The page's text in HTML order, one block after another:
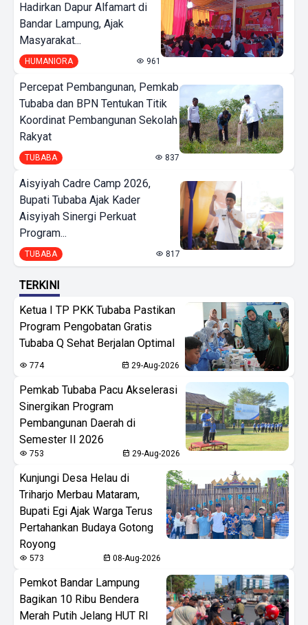
Hadirkan Dapur Alfamart di
Bandar Lampung, Ajak
Masyarakat...
HUMANIORA 961
Percepat Pembangunan, Pemkab
Tubaba dan BPN Tentukan Titik
Koordinat Pembangunan Sekolah
Rakyat
TUBABA 837
Aisyiyah Cadre Camp 2026,
Bupati Tubaba Ajak Kader
Aisyiyah Sinergi Perkuat
Program...
TUBABA 817
TERKINI
Ketua I TP PKK Tubaba Pastikan
Program Pengobatan Gratis
Tubaba Q Sehat Berjalan Optimal
774 29-Aug-2026
Pemkab Tubaba Pacu Akselerasi
Sinergikan Program
Pembangunan Daerah di
Semester II 2026
753 29-Aug-2026
Kunjungi Desa Helau di
Triharjo Merbau Mataram,
Bupati Egi Ajak Warga Terus
Pertahankan Budaya Gotong
Royong
573 08-Aug-2026
Pemkot Bandar Lampung
Bagikan 10 Ribu Bendera
Merah Putih Jelang HUT RI